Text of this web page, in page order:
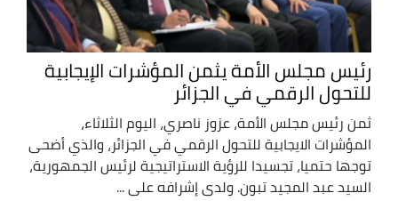
رئيس مجلس الأمة يثمن المؤشرات الإيجابية
للتحول الرقمي في الجزائر
ثمن رئيس مجلس الأمة، عزوز ناصري، اليوم الثلاثاء،
المؤشرات الايجابية للتحول الرقمي في الجزائر، والذي أضحى
توجها حتميا، تجسيدا للرؤية الاستراتيجية لرئيس الجمهورية،
السيد عبد المجيد تبون. ولدى إشرافه على ...